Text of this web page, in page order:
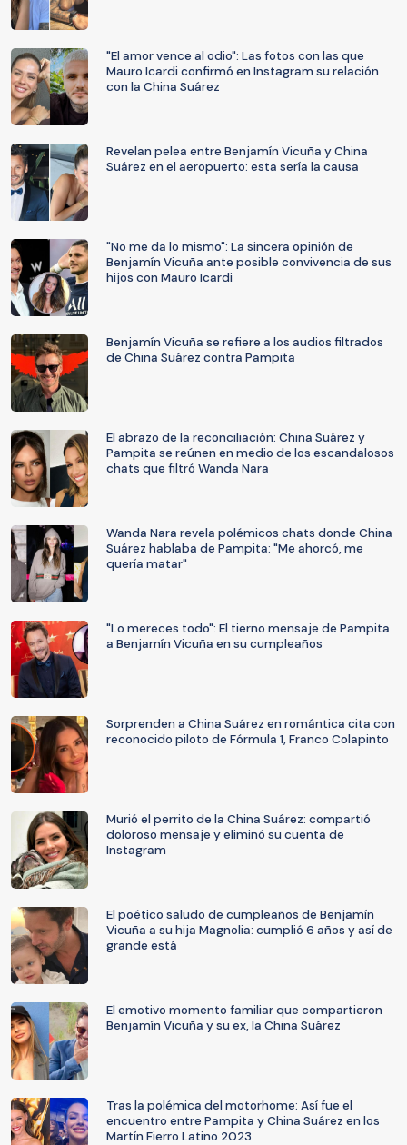
"El amor vence al odio": Las fotos con las que
Mauro Icardi confirmó en Instagram su relación
con la China Suárez
Revelan pelea entre Benjamín Vicuña y China
Suárez en el aeropuerto: esta sería la causa
"No me da lo mismo": La sincera opinión de
Benjamín Vicuña ante posible convivencia de sus
hijos con Mauro Icardi
Benjamín Vicuña se refiere a los audios filtrados
de China Suárez contra Pampita
El abrazo de la reconciliación: China Suárez y
Pampita se reúnen en medio de los escandalosos
chats que filtró Wanda Nara
Wanda Nara revela polémicos chats donde China
Suárez hablaba de Pampita: "Me ahorcó, me
quería matar"
"Lo mereces todo": El tierno mensaje de Pampita
a Benjamín Vicuña en su cumpleaños
Sorprenden a China Suárez en romántica cita con
reconocido piloto de Fórmula 1, Franco Colapinto
Murió el perrito de la China Suárez: compartió
doloroso mensaje y eliminó su cuenta de
Instagram
El poético saludo de cumpleaños de Benjamín
Vicuña a su hija Magnolia: cumplió 6 años y así de
grande está
El emotivo momento familiar que compartieron
Benjamín Vicuña y su ex, la China Suárez
Tras la polémica del motorhome: Así fue el
encuentro entre Pampita y China Suárez en los
Martín Fierro Latino 2023